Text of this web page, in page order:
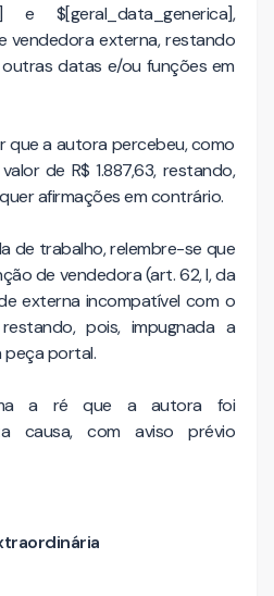
e $[geral_data_generica],
vendedora externa, restando
datas e/ou funções em
que a autora percebeu, como
de R$ 1.887,63, restando,
afirmações em contrário.
de trabalho, relembre-se que
de vendedora (art. 62, I, da
externa incompatível com o
pois, impugnada a
peça portal.
a ré que a autora foi
causa, com aviso prévio